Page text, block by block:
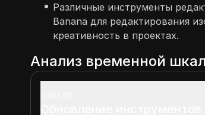
Различные инструменты
Banana для редактирования
креативность в проектах.
Анализ временной